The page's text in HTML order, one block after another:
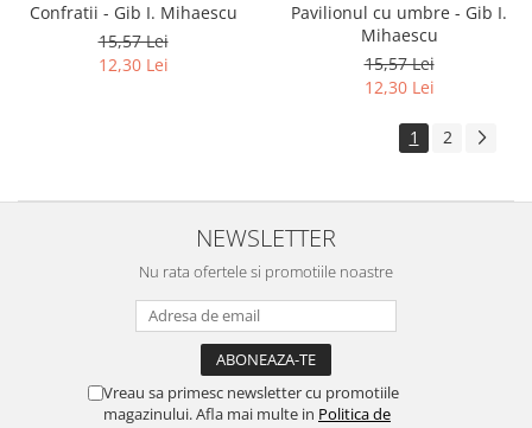
Confratii - Gib I. Mihaescu
15,57 Lei
12,30 Lei
Pavilionul cu umbre - Gib I.
Mihaescu
15,57 Lei
12,30 Lei
1 2
NEWSLETTER
Nu rata ofertele si promotiile noastre
Vreau sa primesc newsletter cu promotiile
magazinului. Afla mai multe in Politica de